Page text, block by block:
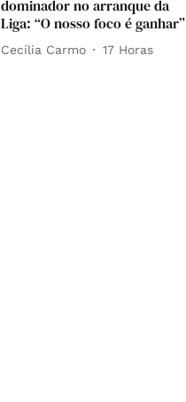
dominador no arranque da
Liga: “O nosso foco é ganhar”
Cecília Carmo 17 Horas